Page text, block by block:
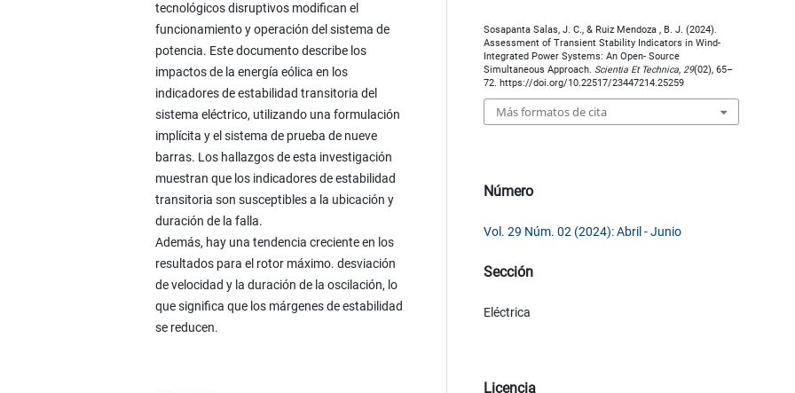
tecnológicos disruptivos modifican el
funcionamiento y operación del sistema de
potencia. Este documento describe los
impactos de la energía eólica en los
indicadores de estabilidad transitoria del
sistema eléctrico, utilizando una formulación
implícita y el sistema de prueba de nueve
barras. Los hallazgos de esta investigación
muestran que los indicadores de estabilidad
transitoria son susceptibles a la ubicación y
duración de la falla.
Además, hay una tendencia creciente en los
resultados para el rotor máximo. desviación
de velocidad y la duración de la oscilación, lo
que significa que los márgenes de estabilidad
se reducen.
Sosapanta Salas, J. C., & Ruiz Mendoza , B. J. (2024).
Assessment of Transient Stability Indicators in Wind-
Integrated Power Systems: An Open- Source
Simultaneous Approach. Scientia Et Technica, 29(02), 65–
72. https://doi.org/10.22517/23447214.25259
Más formatos de cita
Número
Vol. 29 Núm. 02 (2024): Abril - Junio
Sección
Eléctrica
Licencia